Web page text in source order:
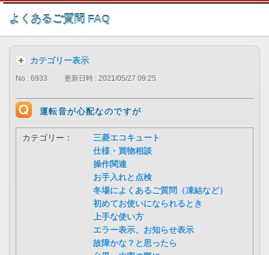
このページの本文へ
よくあるご質問 FAQ
カテゴリー表示
No : 6933 更新日時 : 2021/05/27 09:25
運転音が心配なのですが
カテゴリー：
三菱エコキュート
仕様・買物相談
操作関連
お手入れと点検
冬場によくあるご質問（凍結など）
初めてお使いになられるとき
上手な使い方
エラー表示、お知らせ表示
故障かな？と思ったら